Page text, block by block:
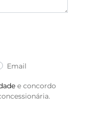
Email
e concordo